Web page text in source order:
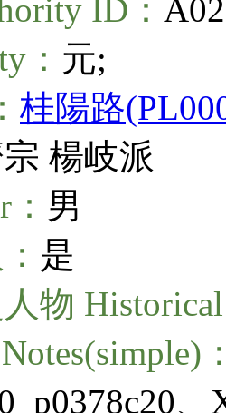
ID：
： 元;
桂陽路
楊岐派
男
是
物 Historical